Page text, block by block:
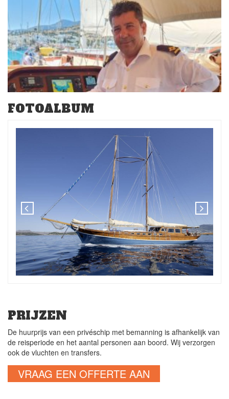
FOTOALBUM
PRIJZEN
De huurprijs van een privéschip met bemanning is afhankelijk van
de reisperiode en het aantal personen aan boord. Wij verzorgen
ook de vluchten en transfers.
VRAAG EEN OFFERTE AAN